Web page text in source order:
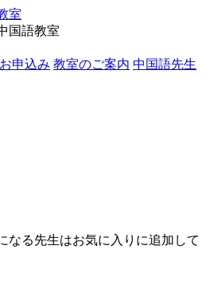
国語教室
申込み 教室のご案内 中国語先生
なる先生はお気に入りに追加して